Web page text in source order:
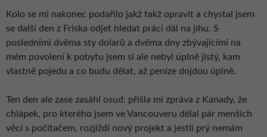
Kolo se mi nakonec podařilo jakž takž opravit a chystal jsem
se další den z Friska odjet hledat práci dál na jihu. S
posledními dvěma sty dolarů a dvěma dny zbývajícími na
mém povolení k pobytu jsem si ale nebyl úplně jistý, kam
vlastně pojedu a co budu dělat, až peníze dojdou úplně.
Ten den ale zase zasáhl osud: přišla mi zpráva z Kanady, že
chlápek, pro kterého jsem ve Vancouveru dělal pár menších
věcí s počítačem, rozjíždí nový projekt a jestli prý nemám